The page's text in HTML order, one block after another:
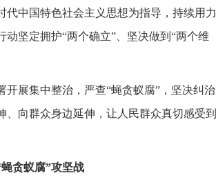
中国特色社会主义思想为指导，持续用力
坚定拥护“两个确立”、坚决做到“两个维
展集中整治，严查“蝇贪蚁腐”，坚决纠治
向群众身边延伸，让人民群众真切感受到
贪蚁腐”攻坚战